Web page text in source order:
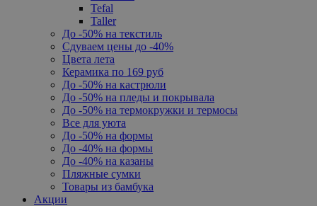
Tefal
Taller
До -50% на текстиль
Сдуваем цены до -40%
Цвета лета
Керамика по 169 руб
До -50% на кастрюли
До -50% на пледы и покрывала
До -50% на термокружки и термосы
Все для уюта
До -50% на формы
До -40% на формы
До -40% на казаны
Пляжные сумки
Товары из бамбука
Акции